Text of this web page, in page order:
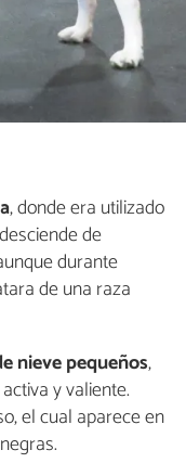
, donde era utilizado
de
durante
de una raza
nieve pequeños,
y valiente.
el cual aparece en